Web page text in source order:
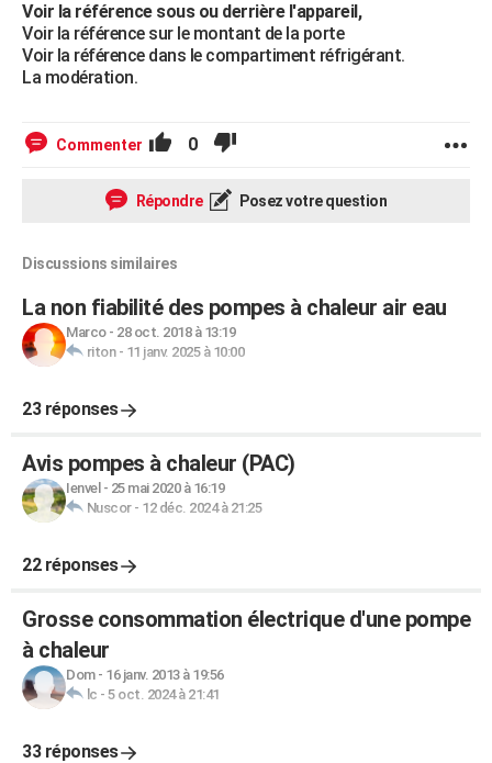
Voir la référence sous ou derrière l'appareil,
Voir la référence sur le montant de la porte
Voir la référence dans le compartiment réfrigérant.
La modération.
Commenter 0
Répondre Posez votre question
Discussions similaires
La non fiabilité des pompes à chaleur air eau
Marco- 28 oct. 2018 à 13:19
riton- 11 janv. 2025 à 10:00
23 réponses
Avis pompes à chaleur (PAC)
Ienvel - 25 mai 2020 à 16:19
Nuscor- 12 déc. 2024 à 21:25
22 réponses
Grosse consommation électrique d'une pompe
à chaleur
Dom- 16 janv. 2013 à 19:56
lc - 5 oct. 2024 à 21:41
33 réponses